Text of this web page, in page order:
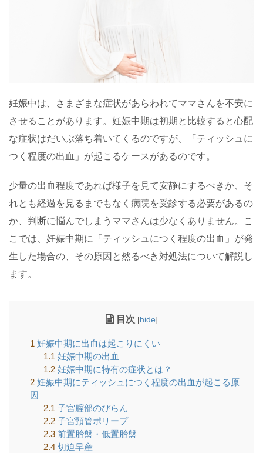
妊娠中は、さまざまな症状があらわれてママさんを不安に
させることがあります。妊娠中期は初期と比較すると心配
な症状はだいぶ落ち着いてくるのですが、「ティッシュに
つく程度の出血」が起こるケースがあるのです。
少量の出血程度であれば様子を見て安静にするべきか、そ
れとも経過を見るまでもなく病院を受診する必要があるの
か、判断に悩んでしまうママさんは少なくありません。こ
こでは、妊娠中期に「ティッシュにつく程度の出血」が発
生した場合の、その原因と然るべき対処法について解説し
ます。
目次 [hide]
1 妊娠中期に出血は起こりにくい
1.1 妊娠中期の出血
1.2妊娠中期に特有の症状とは？
2 妊娠中期にティッシュにつく程度の出血が起こる原
因
2.1 子宮腟部のびらん
2.2子宮頸管ポリープ
2.3前置胎盤・低置胎盤
2.4切迫早産